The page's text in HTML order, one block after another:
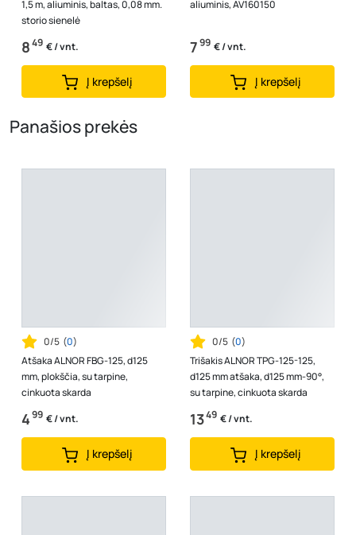
1,5 m, aliuminis, baltas, 0,08 mm.
storio sienelė
849 € / vnt.
Į krepšelį
aliuminis, AV160150
799 € / vnt.
Į krepšelį
Panašios prekės
0/5 (0)
Atšaka ALNOR FBG-125, d125
mm, plokščia, su tarpine,
cinkuota skarda
499 € / vnt.
Į krepšelį
0/5 (0)
Trišakis ALNOR TPG-125-125,
d125 mm atšaka, d125 mm-90°,
su tarpine, cinkuota skarda
1349 € / vnt.
Į krepšelį